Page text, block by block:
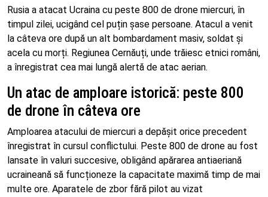
Rusia a atacat Ucraina cu peste 800 de drone miercuri, în
timpul zilei, ucigând cel puțin șase persoane. Atacul a venit
la câteva ore după un alt bombardament masiv, soldat și
acela cu morți. Regiunea Cernăuți, unde trăiesc etnici români,
a înregistrat cea mai lungă alertă de atac aerian.
Un atac de amploare istorică: peste 800
de drone în câteva ore
Amploarea atacului de miercuri a depășit orice precedent
înregistrat în cursul conflictului. Peste 800 de drone au fost
lansate în valuri succesive, obligând apărarea antiaeriană
ucraineană să funcționeze la capacitate maximă timp de mai
multe ore. Aparatele de zbor fără pilot au vizat